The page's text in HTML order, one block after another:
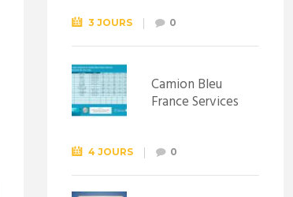
Lewarde, le 26
septembre !
3 JOURS 0
Camion Bleu
France Services
4 JOURS 0